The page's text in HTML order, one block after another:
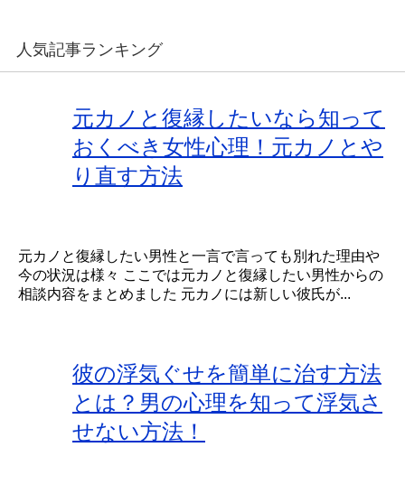
人気記事ランキング
元カノと復縁したいなら知って
おくべき女性心理！元カノとや
り直す方法
元カノと復縁したい男性と一言で言っても別れた理由や
今の状況は様々 ここでは元カノと復縁したい男性からの
相談内容をまとめました 元カノには新しい彼氏が...
彼の浮気ぐせを簡単に治す方法
とは？男の心理を知って浮気さ
せない方法！